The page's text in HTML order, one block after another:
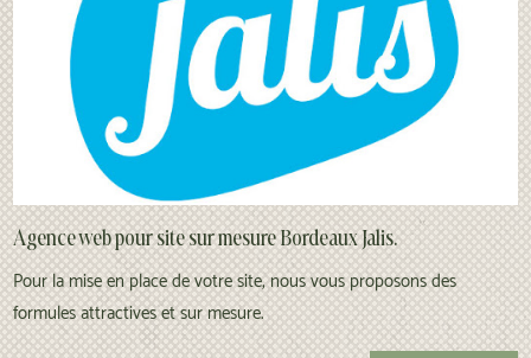
Agence web pour site sur mesure Bordeaux Jalis.
Pour la mise en place de votre site, nous vous proposons des
formules attractives et sur mesure.